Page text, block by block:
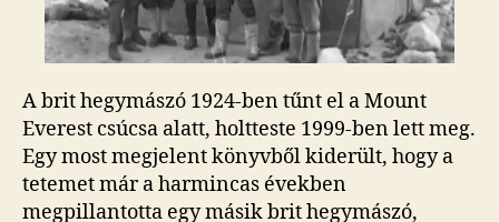
A brit hegymászó 1924-ben tűnt el a Mount
Everest csúcsa alatt, holtteste 1999-ben lett meg.
Egy most megjelent könyvből kiderült, hogy a
tetemet már a harmincas években
megpillantotta egy másik brit hegymászó,